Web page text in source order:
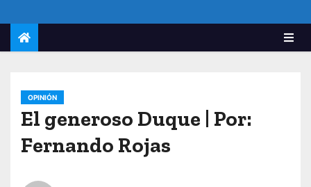
OPINIÓN
El generoso Duque | Por:
Fernando Rojas